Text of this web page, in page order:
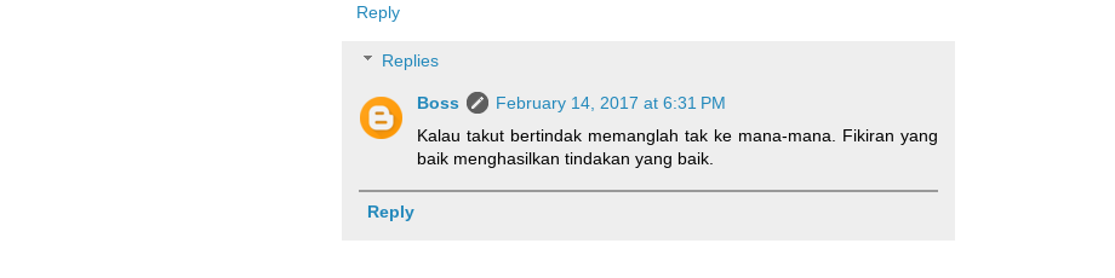
Reply
Replies
Boss
February 14, 2017 at 6:31 PM
Kalau takut bertindak memanglah tak ke mana-mana. Fikiran yang
baik menghasilkan tindakan yang baik.
Reply